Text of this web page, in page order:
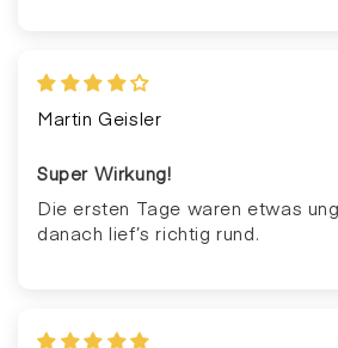
Martin Geisler
Super Wirkung!
Die ersten Tage waren etwas
danach lief’s richtig rund.